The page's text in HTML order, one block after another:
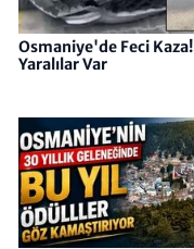
Osmaniye'de Feci Kaza!
Yaralılar Var